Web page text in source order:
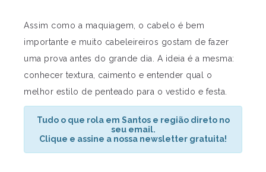
Assim como a maquiagem, o cabelo é bem
importante e muito cabeleireiros gostam de fazer
uma prova antes do grande dia. A ideia é a mesma:
conhecer textura, caimento e entender qual o
melhor estilo de penteado para o vestido e festa.
Tudo o que rola em Santos e região direto no
seu email.
Clique e assine a nossa newsletter gratuita!